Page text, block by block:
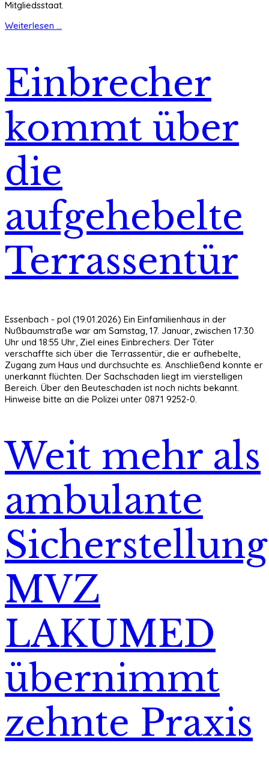
Mitgliedsstaat.
Weiterlesen ...
Einbrecher
kommt über
die
aufgehebelte
Terrassentür
Essenbach - pol (19.01.2026) Ein Einfamilienhaus in der
Nußbaumstraße war am Samstag, 17. Januar, zwischen 17:30
Uhr und 18:55 Uhr, Ziel eines Einbrechers. Der Täter
verschaffte sich über die Terrassentür, die er aufhebelte,
Zugang zum Haus und durchsuchte es. Anschließend konnte er
unerkannt flüchten. Der Sachschaden liegt im vierstelligen
Bereich. Über den Beuteschaden ist noch nichts bekannt.
Hinweise bitte an die Polizei unter 0871 9252-0.
Weit mehr als
ambulante
MVZ
LAKUMED
übernimmt
zehnte Praxis